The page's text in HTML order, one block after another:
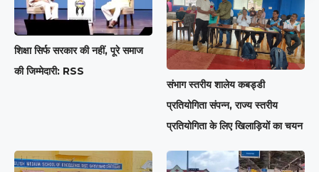
शिक्षा सिर्फ सरकार की नहीं, पूरे समाज
की जिम्मेदारी: RSS
संभाग स्तरीय शालेय कबड्डी
प्रतियोगिता संपन्न, राज्य स्तरीय
प्रतियोगिता के लिए खिलाड़ियों का चयन